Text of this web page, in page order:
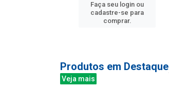
Faça seu login ou
cadastre-se para
comprar.
Produtos em Destaque
Veja mais